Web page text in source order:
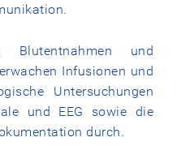
und
Infusionen und
Untersuchungen
und EEG sowie die
durch.